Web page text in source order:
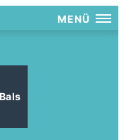
MENÜ